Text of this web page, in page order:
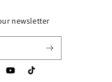
newsletter
YouTubeTikTok